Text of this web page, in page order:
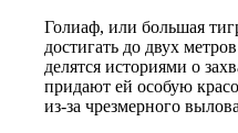
Голиаф, или большая
достигать до двух
делятся историями о
придают ей особую
из-за чрезмерного